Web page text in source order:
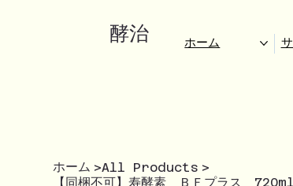
酵治 ホーム
ホーム >All Products >
【同梱不可】寿酵素 ＢＦプラス